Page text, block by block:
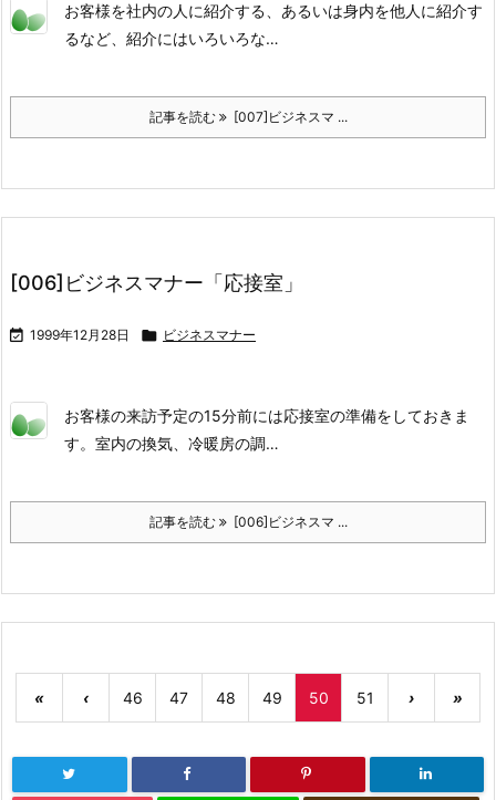
お客様を社内の人に紹介する、あるいは身内を他人に紹介す
るなど、紹介にはいろいろな…
記事を読む [007]ビジネスマ ...
[006]ビジネスマナー「応接室」
 1999年12月28日  ビジネスマナー
お客様の来訪予定の15分前には応接室の準備をしておきま
す。室内の換気、冷暖房の調…
記事を読む [006]ビジネスマ ...
« ‹ 46 47 48 49 50 51 › »